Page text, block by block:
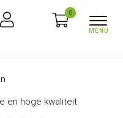
0
en hoge kwaliteit